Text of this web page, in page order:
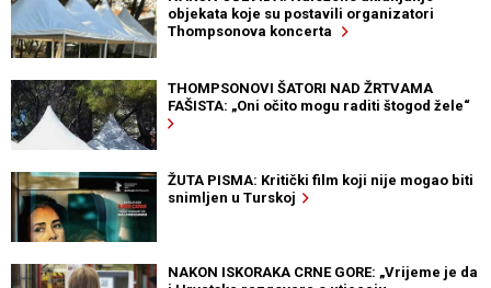
objekata koje su postavili organizatori
Thompsonova koncerta
THOMPSONOVI ŠATORI NAD ŽRTVAMA
FAŠISTA: „Oni očito mogu raditi štogod žele“
ŽUTA PISMA: Kritički film koji nije mogao biti
snimljen u Turskoj
NAKON ISKORAKA CRNE GORE: „Vrijeme je da